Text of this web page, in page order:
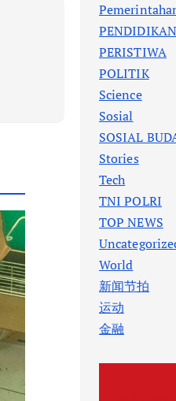
PENDIDIKAN
PERISTIWA
POLITIK
Science
Sosial
SOSIAL
Stories
Tech
TNI POLRI
TOP NEWS
World
新闻节拍
运动
金融